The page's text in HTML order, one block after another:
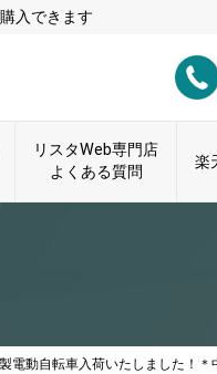
入できます
リスタWeb専門店
よくある質問
楽
電動自転車入荷いたしました！＊